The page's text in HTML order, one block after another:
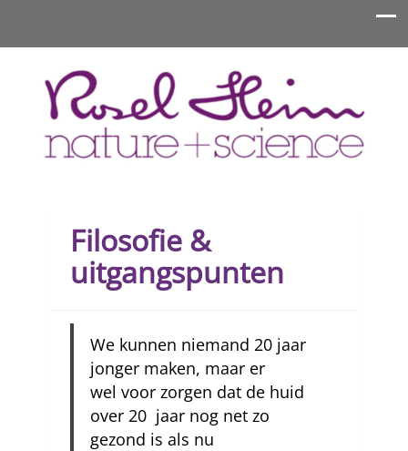
Filosofie &
uitgangspunten
We kunnen niemand 20 jaar
jonger maken, maar er
wel voor zorgen dat de huid
over 20 jaar nog net zo
gezond is als nu